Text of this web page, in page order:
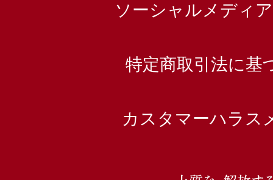
ソーシャルメディ
特定商取引法に基
カスタマーハラス